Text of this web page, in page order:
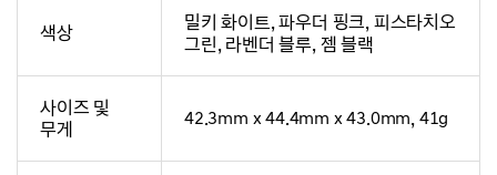
색상
밀키 화이트, 파우더 핑크, 피스타치오
그린, 라벤더 블루, 젬 블랙
사이즈 및
무게
42.3mm x 44.4mm x 43.0mm, 41g